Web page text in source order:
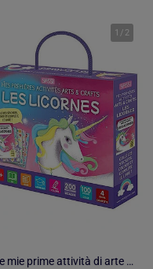
1 / 2
Le mie prime attività di arte & mestieri, gli unicorni | Sassi Junior